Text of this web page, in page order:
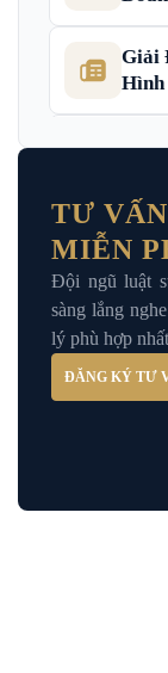
Giải
Hình
Hỏi
Luật
Luật
Luật
TƯ
MIỄN
Đội ngũ luật
sàng lắng
lý phù hợp
ĐĂNG KÝ TƯ